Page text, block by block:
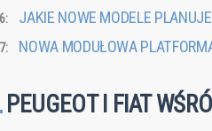
JAKIE NOWE MODELE
NOWA MODUŁOWA
PEUGEOT I FIAT